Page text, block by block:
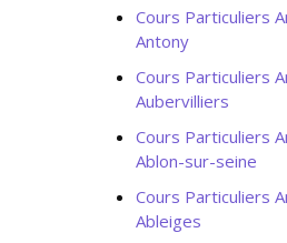
Cours Particuliers
Antony
Cours Particuliers
Aubervilliers
Cours Particuliers
Ablon-sur-seine
Cours Particuliers
Ableiges